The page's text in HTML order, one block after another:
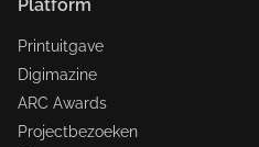
Platform
Printuitgave
Digimazine
ARC Awards
Projectbezoeken